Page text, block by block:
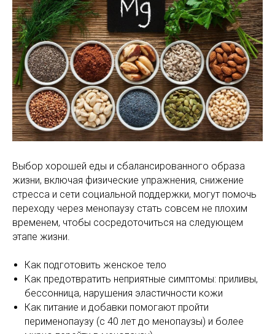
Выбор хорошей еды и сбалансированного образа
жизни, включая физические упражнения, снижение
стресса и сети социальной поддержки, могут помочь
переходу через менопаузу стать совсем не плохим
временем, чтобы сосредоточиться на следующем
этапе жизни.
Как подготовить женское тело
Как предотвратить неприятные симптомы: приливы,
бессонница, нарушения эластичности кожи
Как питание и добавки помогают пройти
перименопаузу (с 40 лет до менопаузы) и более